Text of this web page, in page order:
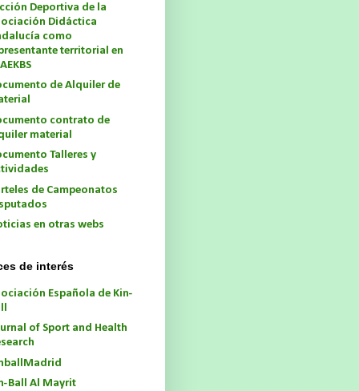
Deportiva de la
Didáctica
como
territorial en
de Alquiler de
contrato de
material
Talleres y
de Campeonatos
en otras webs
de interés
Española de Kin-
of Sport and Health
Ball Al Mayrit